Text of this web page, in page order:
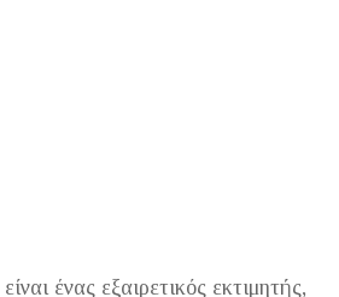
ένας εξαιρετικός εκτιμητής,